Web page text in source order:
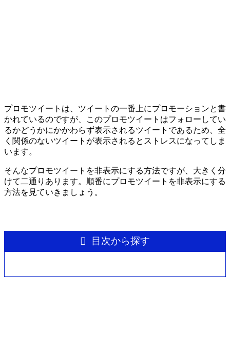
プロモツイートは、ツイートの一番上にプロモーションと書
かれているのですが、このプロモツイートはフォローしてい
るかどうかにかかわらず表示されるツイートであるため、全
く関係のないツイートが表示されるとストレスになってしま
います。
そんなプロモツイートを非表示にする方法ですが、大きく分
けて二通りあります。順番にプロモツイートを非表示にする
方法を見ていきましょう。
目次から探す